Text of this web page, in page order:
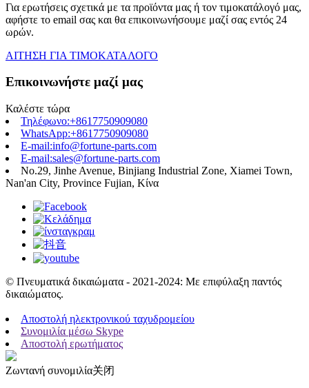
Για ερωτήσεις σχετικά με τα προϊόντα μας ή τον τιμοκατάλογό μας,
αφήστε το email σας και θα επικοινωνήσουμε μαζί σας εντός 24
ωρών.
ΑΙΤΗΣΗ ΓΙΑ ΤΙΜΟΚΑΤΑΛΟΓΟ
Επικοινωνήστε μαζί μας
Καλέστε τώρα
Τηλέφωνο:+8617750909080
WhatsApp:+8617750909080
E-mail:info@fortune-parts.com
E-mail:sales@fortune-parts.com
No.29, Jinhe Avenue, Binjiang Industrial Zone, Xiamei Town,
Nan'an City, Province Fujian, Κίνα
© Πνευματικά δικαιώματα - 2021-2024: Με επιφύλαξη παντός
δικαιώματος.
Αποστολή ηλεκτρονικού ταχυδρομείου
Συνομιλία μέσω Skype
Αποστολή ερωτήματος
Ζωντανή συνομιλία关闭